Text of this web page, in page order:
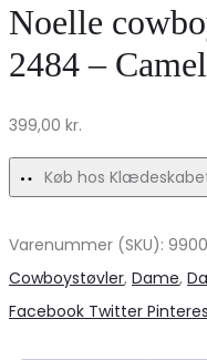
Silver
Mink
Gold
Lurex
–
Beige
på
udsalg!
Noelle
2484 –
399,00 kr.
Køb hos
Varenummer (SKU):
Cowboystøvler, Dame,
Share
Facebook Twitter